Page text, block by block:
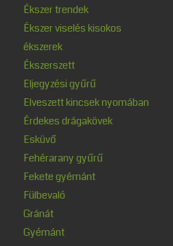
Ékszer trendek
Ékszer viselés kisokos
ékszerek
Ékszerszett
Eljegyzési gyűrű
Elveszett kincsek nyomában
Érdekes drágakövek
Esküvő
Fehérarany gyűrű
Fekete gyémánt
Fülbevaló
Gránát
Gyémánt